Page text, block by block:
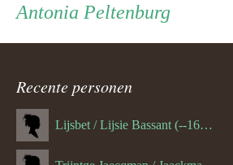
ouder
navigatie
Antonia Peltenburg
Recente personen
Lijsbet / Lijsie Bassant (--1687)